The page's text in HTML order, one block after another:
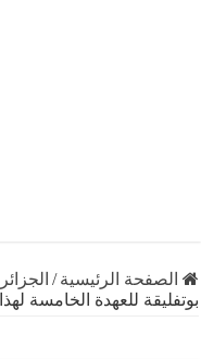
الرئيسية /الجزائر/
للعهدة الخامسة لهذا